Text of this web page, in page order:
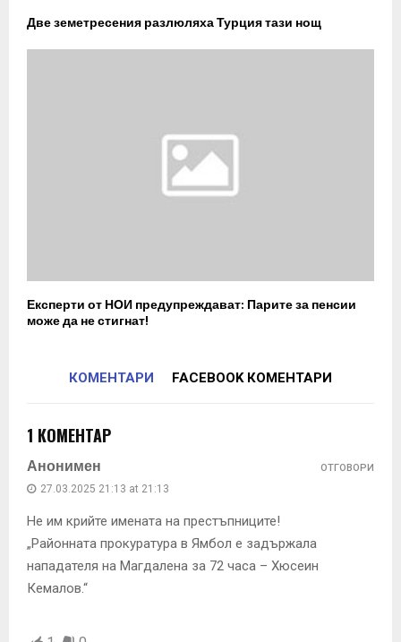
Две земетресения разлюляха Турция тази нощ
Експерти от НОИ предупреждават: Парите за пенсии
може да не стигнат!
КОМЕНТАРИ FACEBOOK КОМЕНТАРИ
1 КОМЕНТАР
Анонимен
27.03.2025 21:13 at 21:13
Не им крийте имената на престъпниците!
„Районната прокуратура в Ямбол е задържала
нападателя на Магдалена за 72 часа – Хюсеин
Кемалов.“
ОТГОВОРИ